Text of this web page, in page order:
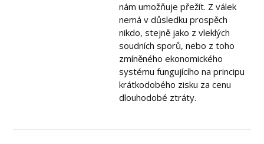
nám umožňuje přežít. Z válek
nemá v důsledku prospěch
nikdo, stejně jako z vleklých
soudních sporů, nebo z toho
zmíněného ekonomického
systému fungujícího na principu
krátkodobého zisku za cenu
dlouhodobé ztráty.